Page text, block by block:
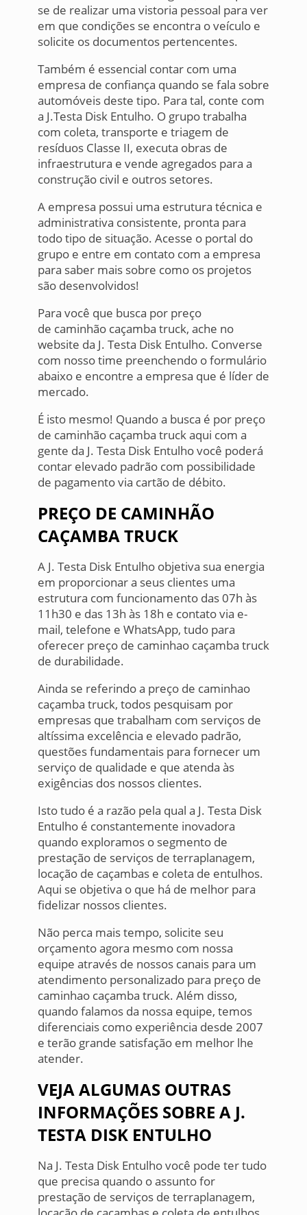
se de realizar uma vistoria pessoal para ver
em que condições se encontra o veículo e
solicite os documentos pertencentes.
Também é essencial contar com uma
empresa de confiança quando se fala sobre
automóveis deste tipo. Para tal, conte com
a J.Testa Disk Entulho. O grupo trabalha
com coleta, transporte e triagem de
resíduos Classe II, executa obras de
infraestrutura e vende agregados para a
construção civil e outros setores.
A empresa possui uma estrutura técnica e
administrativa consistente, pronta para
todo tipo de situação. Acesse o portal do
grupo e entre em contato com a empresa
para saber mais sobre como os projetos
são desenvolvidos!
Para você que busca por preço
de caminhão caçamba truck, ache no
website da J. Testa Disk Entulho. Converse
com nosso time preenchendo o formulário
abaixo e encontre a empresa que é líder de
mercado.
É isto mesmo! Quando a busca é por preço
de caminhão caçamba truck aqui com a
gente da J. Testa Disk Entulho você poderá
contar elevado padrão com possibilidade
de pagamento via cartão de débito.
PREÇO DE CAMINHÃO
CAÇAMBA TRUCK
A J. Testa Disk Entulho objetiva sua energia
em proporcionar a seus clientes uma
estrutura com funcionamento das 07h às
11h30 e das 13h às 18h e contato via e-
mail, telefone e WhatsApp, tudo para
oferecer preço de caminhao caçamba truck
de durabilidade.
Ainda se referindo a preço de caminhao
caçamba truck, todos pesquisam por
empresas que trabalham com serviços de
altíssima excelência e elevado padrão,
questões fundamentais para fornecer um
serviço de qualidade e que atenda às
exigências dos nossos clientes.
Isto tudo é a razão pela qual a J. Testa Disk
Entulho é constantemente inovadora
quando exploramos o segmento de
prestação de serviços de terraplanagem,
locação de caçambas e coleta de entulhos.
Aqui se objetiva o que há de melhor para
fidelizar nossos clientes.
Não perca mais tempo, solicite seu
orçamento agora mesmo com nossa
equipe através de nossos canais para um
atendimento personalizado para preço de
caminhao caçamba truck. Além disso,
quando falamos da nossa equipe, temos
diferenciais como experiência desde 2007
e terão grande satisfação em melhor lhe
atender.
VEJA ALGUMAS OUTRAS
INFORMAÇÕES SOBRE A J.
TESTA DISK ENTULHO
Na J. Testa Disk Entulho você pode ter tudo
que precisa quando o assunto for
prestação de serviços de terraplanagem,